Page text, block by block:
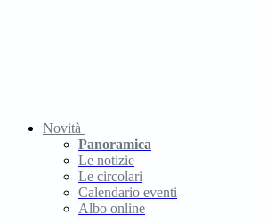
Novità
Panoramica
Le notizie
Le circolari
Calendario eventi
Albo online